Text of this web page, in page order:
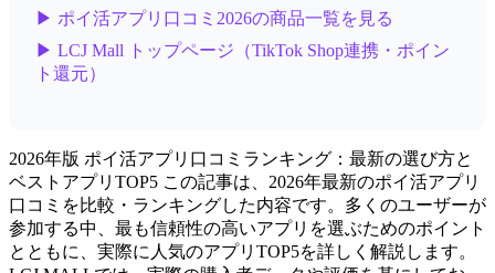
▶ ポイ活アプリ口コミ2026の商品一覧を見る
▶ LCJ Mall トップページ（TikTok Shop連携・ポイン
ト還元）
2026年版 ポイ活アプリ口コミランキング：最新の選び方と
ベストアプリTOP5 この記事は、2026年最新のポイ活アプリ
口コミを比較・ランキングした内容です。多くのユーザーが
参加する中、最も信頼性の高いアプリを選ぶためのポイント
とともに、実際に人気のアプリTOP5を詳しく解説します。